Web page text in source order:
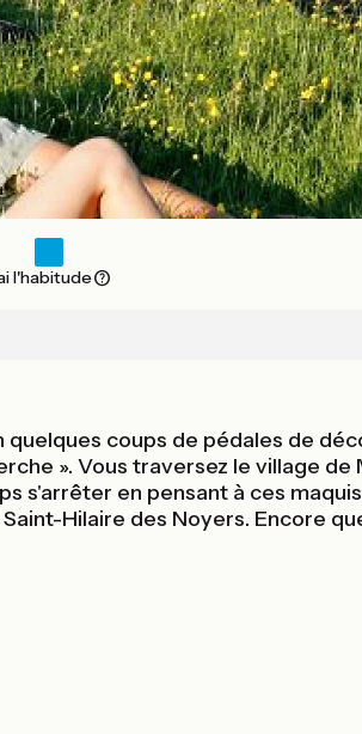
l'habitude
coups de pédales de
». Vous traversez le village
s'arrêter en pensant à ces
Hilaire des Noyers. Encore